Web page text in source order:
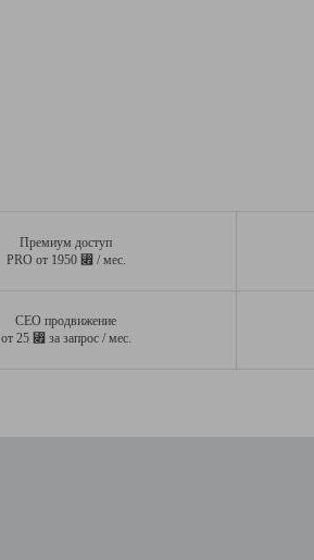
Премиум доступ
PRO от 1950 ⃏ / мес.
СЕО продвижение
от 25 ⃏ за запрос / мес.